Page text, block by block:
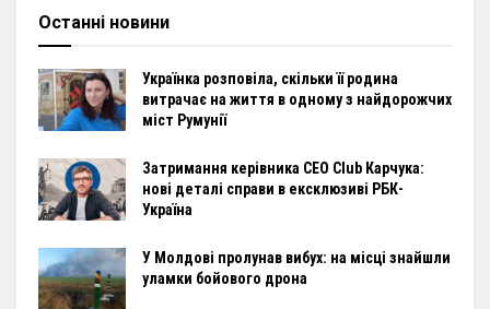
Останні новини
Українка розповіла, скільки її родина
витрачає на життя в одному з найдорожчих
міст Румунії
Затримання керівника CEO Club Карчука:
нові деталі справи в ексклюзиві РБК-
Україна
У Молдові пролунав вибух: на місці знайшли
уламки бойового дрона